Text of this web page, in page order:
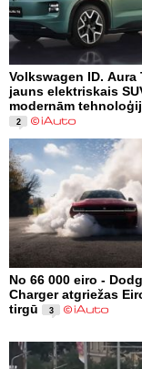
Volkswagen ID. Aura
jauns elektriskais
modernām
2
No 66 000 eiro -
Charger atgriežas
tirgū
3